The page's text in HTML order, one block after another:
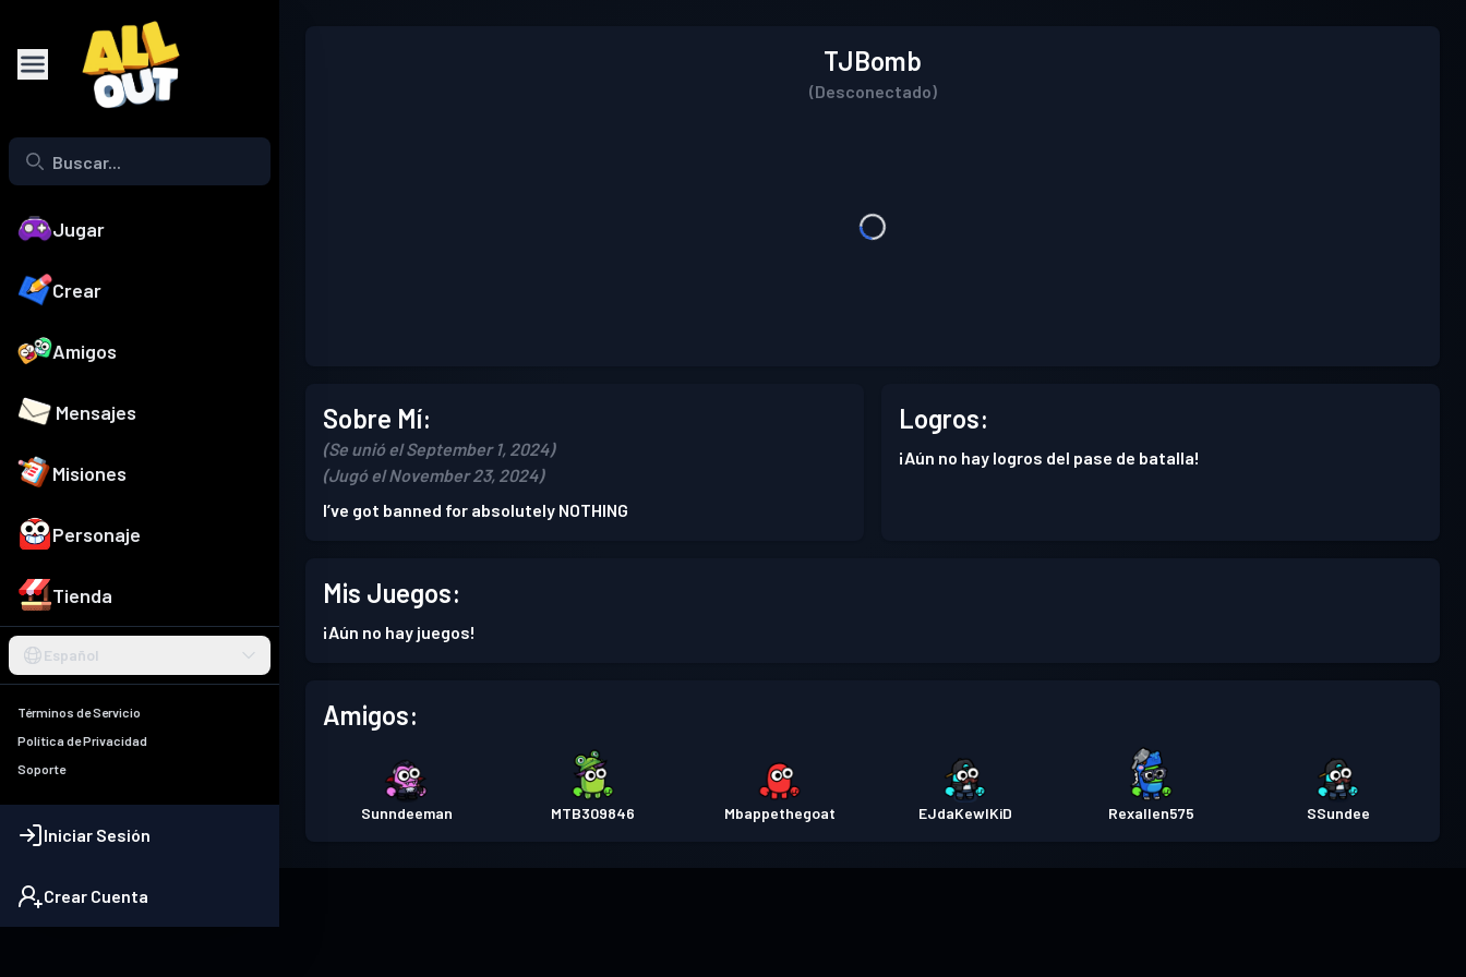
Jugar
Crear
Amigos
Mensajes
Misiones
Personaje
Tienda
Español
Términos de Servicio
Política de Privacidad
Soporte
Iniciar Sesión
Crear Cuenta
TJBomb
(Desconectado)
Sobre Mí:
(Se unió el September 1, 2024)
(Jugó el November 23, 2024)
I’ve got banned for absolutely NOTHING
Logros:
¡Aún no hay logros del pase de batalla!
Mis Juegos:
¡Aún no hay juegos!
Amigos:
Sunndeeman MTB309846 Mbappethegoat EJdaKewlKiD Rexallen575 SSundee